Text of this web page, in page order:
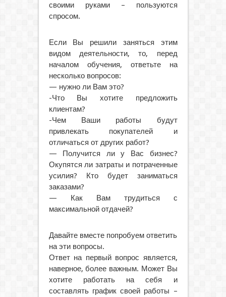
своими руками – пользуются
спросом.
Если Вы решили заняться этим
видом деятельности, то, перед
началом обучения, ответьте на
несколько вопросов:
— нужно ли Вам это?
-Что Вы хотите предложить
клиентам?
-Чем Ваши работы будут
привлекать покупателей и
отличаться от других работ?
— Получится ли у Вас бизнес?
Окупятся ли затраты и потраченные
усилия? Кто будет заниматься
заказами?
— Как Вам трудиться с
максимальной отдачей?
Давайте вместе попробуем ответить
на эти вопросы.
Ответ на первый вопрос является,
наверное, более важным. Может Вы
хотите работать на себя и
составлять график своей работы –